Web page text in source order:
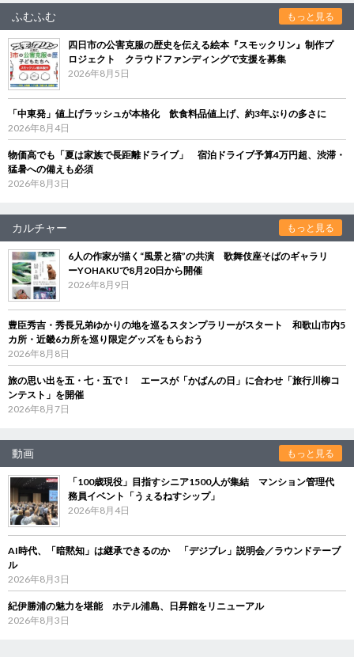
ふむふむ もっと見る
四日市の公害克服の歴史を伝える絵本『スモックリン』制作プ
ロジェクト クラウドファンディングで支援を募集
2026年8月5日
「中東発」値上げラッシュが本格化 飲食料品値上げ、約3年ぶりの多さに
2026年8月4日
物価高でも「夏は家族で長距離ドライブ」 宿泊ドライブ予算4万円超、渋滞・
猛暑への備えも必須
2026年8月3日
カルチャー もっと見る
6人の作家が描く“風景と猫”の共演 歌舞伎座そばのギャラリ
ーYOHAKUで8月20日から開催
2026年8月9日
豊臣秀吉・秀長兄弟ゆかりの地を巡るスタンプラリーがスタート 和歌山市内5
カ所・近畿6カ所を巡り限定グッズをもらおう
2026年8月8日
旅の思い出を五・七・五で！ エースが「かばんの日」に合わせ「旅行川柳コ
ンテスト」を開催
2026年8月7日
動画 もっと見る
「100歳現役」目指すシニア1500人が集結 マンション管理代
務員イベント「うぇるねすシップ」
2026年8月4日
AI時代、「暗黙知」は継承できるのか 「デジブレ」説明会／ラウンドテーブ
ル
2026年8月3日
紀伊勝浦の魅力を堪能 ホテル浦島、日昇館をリニューアル
2026年8月3日